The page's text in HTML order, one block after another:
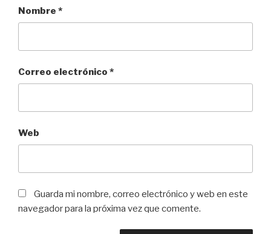
Nombre *
Correo electrónico *
Web
Guarda mi nombre, correo electrónico y web en este
navegador para la próxima vez que comente.